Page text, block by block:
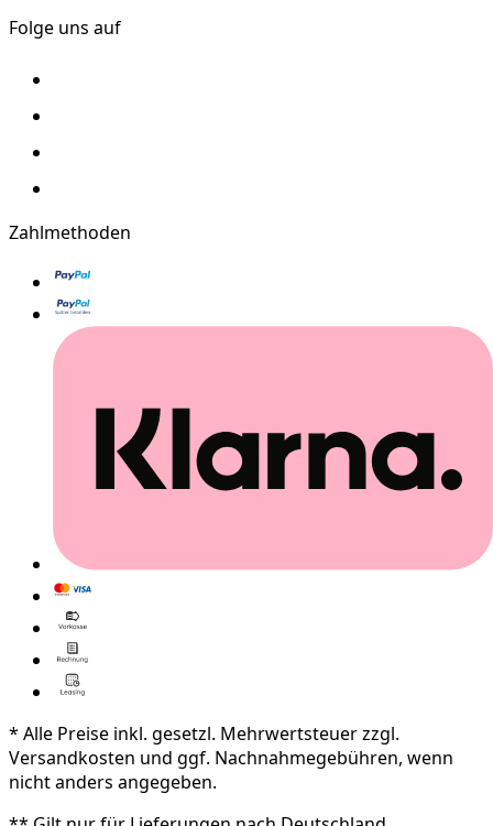
Folge uns auf
Zahlmethoden
* Alle Preise inkl. gesetzl. Mehrwertsteuer zzgl.
Versandkosten und ggf. Nachnahmegebühren, wenn
nicht anders angegeben.